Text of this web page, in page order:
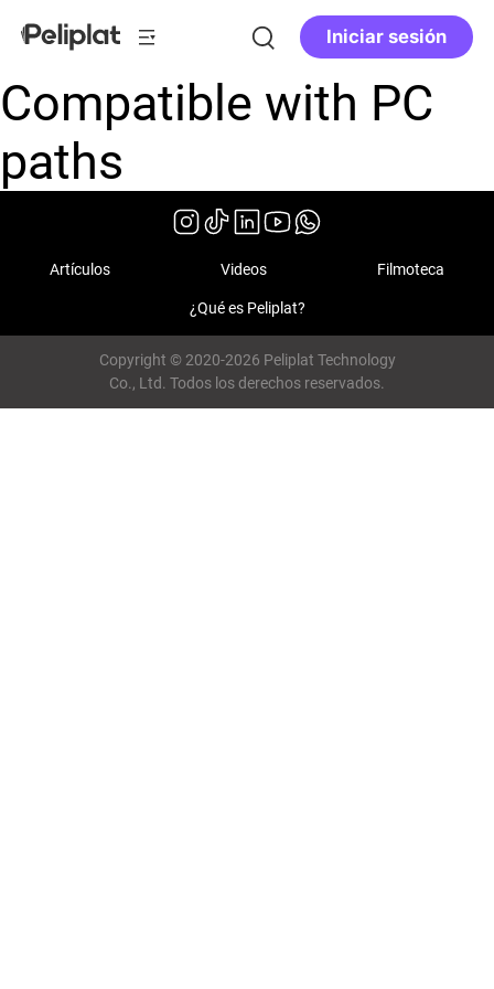
Iniciar sesión
Compatible with PC
paths
Artículos Videos Filmoteca
¿Qué es Peliplat?
Copyright © 2020-2026 Peliplat Technology
Co., Ltd. Todos los derechos reservados.